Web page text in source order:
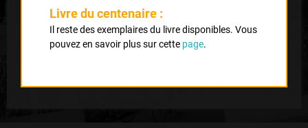
15 août 2000
Nb classés
Livre du centenaire :
Il reste des exemplaires du livre disponibles. Vous
pouvez en savoir plus sur cette page.